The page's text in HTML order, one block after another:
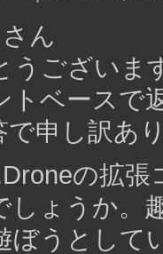
ん
うございま
トベースで
で申し訳あ
の拡
しょうか。
ぼうとして